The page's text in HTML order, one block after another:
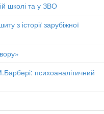
школі та у ЗВО
з історії зарубіжної
психоаналітичний